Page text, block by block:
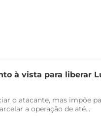
à vista para liberar
o atacante, mas impõe
a operação de até...